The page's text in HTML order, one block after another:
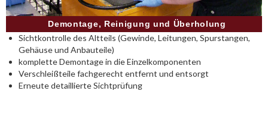
Demontage, Reinigung und Überholung
Sichtkontrolle des Altteils (Gewinde, Leitungen, Spurstangen,
Gehäuse und Anbauteile)
komplette Demontage in die Einzelkomponenten
Verschleißteile fachgerecht entfernt und entsorgt
Erneute detaillierte Sichtprüfung